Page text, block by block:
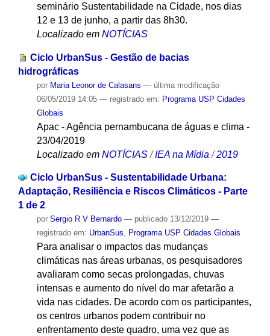
seminário Sustentabilidade na Cidade, nos dias
12 e 13 de junho, a partir das 8h30.
Localizado em NOTÍCIAS
Ciclo UrbanSus - Gestão de bacias
hidrográficas
por Maria Leonor de Calasans — última modificação
06/05/2019 14:05 — registrado em: Programa USP Cidades
Globais
Apac - Agência pernambucana de águas e clima -
23/04/2019
Localizado em NOTÍCIAS /IEA na Mídia /2019
Ciclo UrbanSus - Sustentabilidade Urbana:
Adaptação, Resiliência e Riscos Climáticos - Parte
1 de 2
por Sergio R V Bernardo — publicado13/12/2019 —
registrado em: UrbanSus, Programa USP Cidades Globais
Para analisar o impactos das mudanças
climáticas nas áreas urbanas, os pesquisadores
avaliaram como secas prolongadas, chuvas
intensas e aumento do nível do mar afetarão a
vida nas cidades. De acordo com os participantes,
os centros urbanos podem contribuir no
enfrentamento deste quadro, uma vez que as